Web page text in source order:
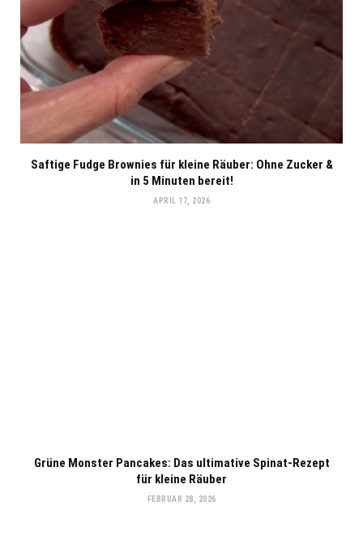
Saftige Fudge Brownies für kleine Räuber: Ohne Zucker &
in 5 Minuten bereit!
APRIL 17, 2026
Grüne Monster Pancakes: Das ultimative Spinat-Rezept
für kleine Räuber
FEBRUAR 28, 2026